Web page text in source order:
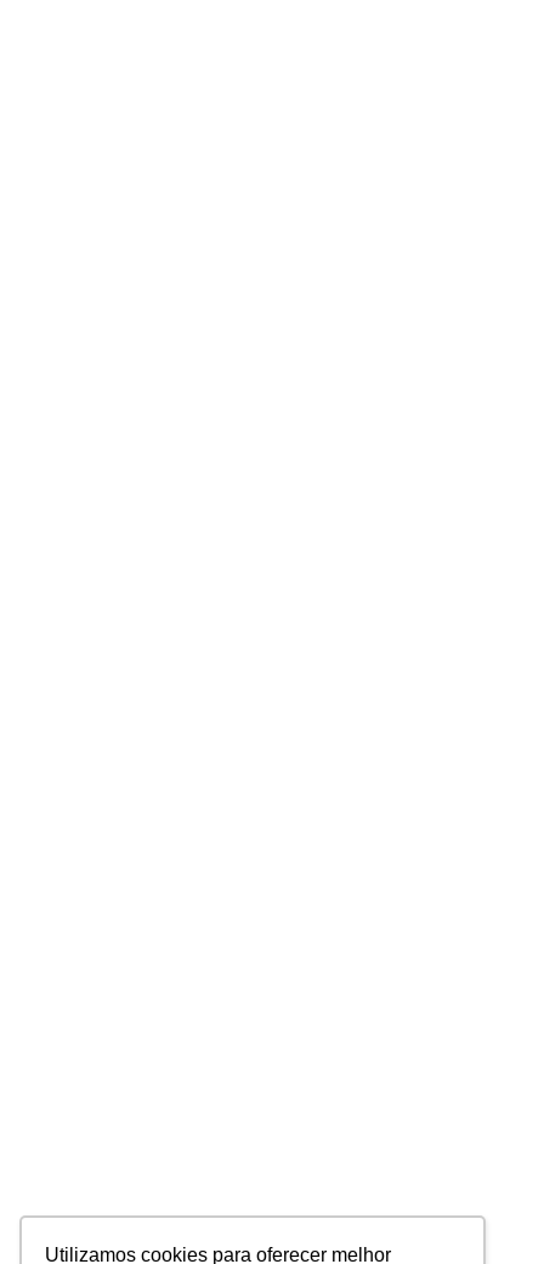
Utilizamos cookies para oferecer melhor